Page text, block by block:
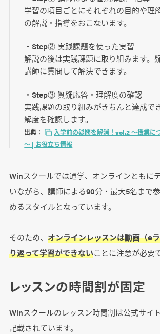
学習の項目ごとにそれぞれの目的や理
の解説・指導をおこないます。
・Step② 実践課題を使った実習
解説の後は実践課題に取り組みます。
講師に質問して解決できます。
・Step③ 質疑応答・理解度の確認
実践課題の取り組みがきちんと達成で
解度を確認します。
出典：
入学前の疑問を解消！vol.2 ～授業に
～ | お役立ち情報
Winスクールでは通学、オンラインともに
いながら、講師による90分・最大5名まで
めるスタイルとなっています。
そのため、 オンラインレッスンは動画（e
り返って学習ができないことに注意が必要で
レッスンの時間割が固定
Winスクールのレッスン時間割は公式サイ
記載されています。